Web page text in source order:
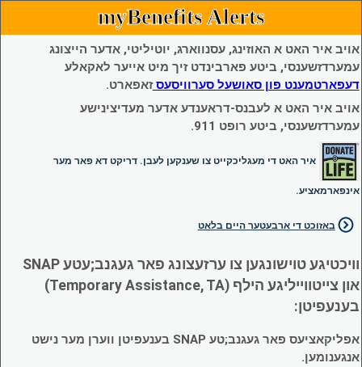
myBenefits Alerts
אויב איר האט א האוזינג, עסנווארג, יוטיליטי, אדער הייצונג
עמערדזשענסי, ביטע פארבינדט זיך מיט אייער לאקאלע
דעפארטמענט פון סאושעל סערוויסעסזאפארט.
אויב איר האט א לעבנס-דראענדע אדער מעדיצינישע
עמערדזשענסי, ביטע רופט 911.
איר האט די מעגליכקייט צו שענקען לעבן. דריקט דא פאר מער
אינפארמאציע.
באזוכט די ארבעטער היים בלאט
וויכטיגע טוישונגען צו ערזעצונג פאר געגנב;עטע SNAP
און צייטווייליגע הילף (Temporary Assistance, TA)
בענעפיטן:
אפליקאציעס פאר געגנב;טע SNAP בענעפיטן ווערן מער נישט
אנגענומען.